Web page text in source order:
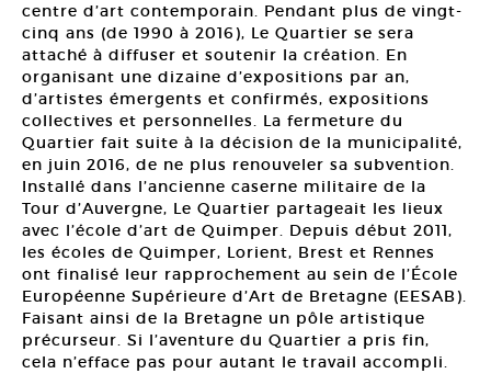
centre d’art contemporain. Pendant plus de vingt-
cinq ans (de 1990 à 2016), Le Quartier se sera
attaché à diffuser et soutenir la création. En
organisant une dizaine d’expositions par an,
d’artistes émergents et confirmés, expositions
collectives et personnelles. La fermeture du
Quartier fait suite à la décision de la municipalité,
en juin 2016, de ne plus renouveler sa subvention.
Installé dans l’ancienne caserne militaire de la
Tour d’Auvergne, Le Quartier partageait les lieux
avec l’école d’art de Quimper. Depuis début 2011,
les écoles de Quimper, Lorient, Brest et Rennes
ont finalisé leur rapprochement au sein de l’École
Européenne Supérieure d’Art de Bretagne (EESAB).
Faisant ainsi de la Bretagne un pôle artistique
précurseur. Si l’aventure du Quartier a pris fin,
cela n’efface pas pour autant le travail accompli.